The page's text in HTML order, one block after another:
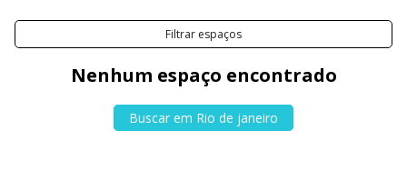
água de coco ou comer um açaí no fim da tarde. Não faltam
opções de lazer pela região!Filtrar espaços
Nenhum espaço encontrado
Buscar em Rio de janeiro